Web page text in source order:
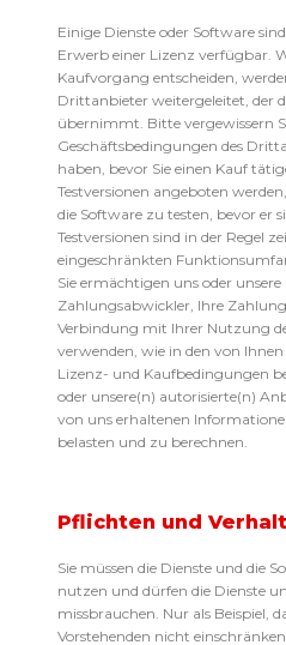
Einige Dienste oder Software
Erwerb einer Lizenz verfügbar.
Kaufvorgang entscheiden,
Drittanbieter weitergeleitet, der
übernimmt. Bitte vergewissern
Geschäftsbedingungen des
haben, bevor Sie einen Kauf
Testversionen angeboten
die Software zu testen, bevor er
Testversionen sind in der Regel
eingeschränkten
Sie ermächtigen uns oder
Zahlungsabwickler, Ihre
Verbindung mit Ihrer Nutzung
verwenden, wie in den von
Lizenz- und Kaufbedingungen
oder unsere(n) autorisierte(n)
von uns erhaltenen
belasten und zu berechnen.
Pflichten und
Sie müssen die Dienste und die
nutzen und dürfen die Dienste
missbrauchen. Nur als Beispiel,
Vorstehenden nicht